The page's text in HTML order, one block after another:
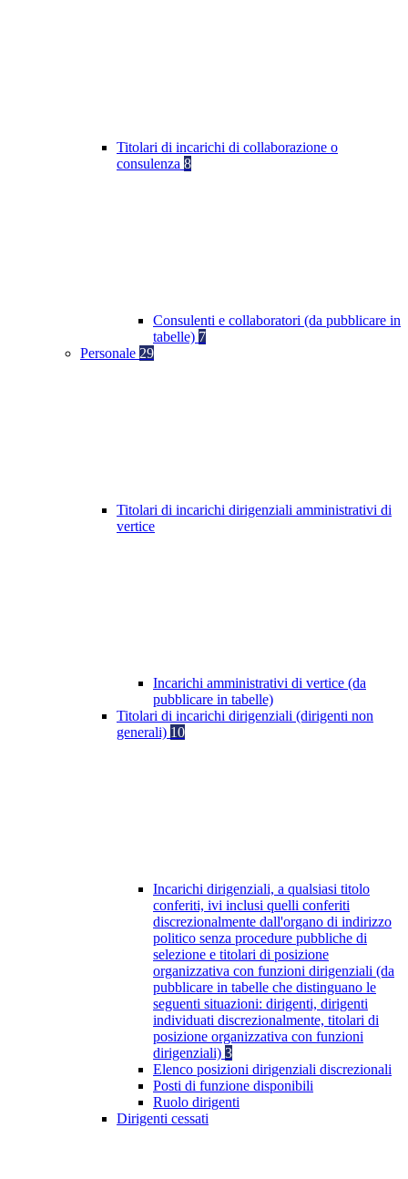
Titolari di incarichi di collaborazione o
consulenza 8
Consulenti e collaboratori (da pubblicare in
tabelle) 7
Personale 29
Titolari di incarichi dirigenziali amministrativi di
vertice
Incarichi amministrativi di vertice (da
pubblicare in tabelle)
Titolari di incarichi dirigenziali (dirigenti non
generali) 10
Incarichi dirigenziali, a qualsiasi titolo
conferiti, ivi inclusi quelli conferiti
discrezionalmente dall'organo di indirizzo
politico senza procedure pubbliche di
selezione e titolari di posizione
organizzativa con funzioni dirigenziali (da
pubblicare in tabelle che distinguano le
seguenti situazioni: dirigenti, dirigenti
individuati discrezionalmente, titolari di
posizione organizzativa con funzioni
dirigenziali) 3
Elenco posizioni dirigenziali discrezionali
Posti di funzione disponibili
Ruolo dirigenti
Dirigenti cessati